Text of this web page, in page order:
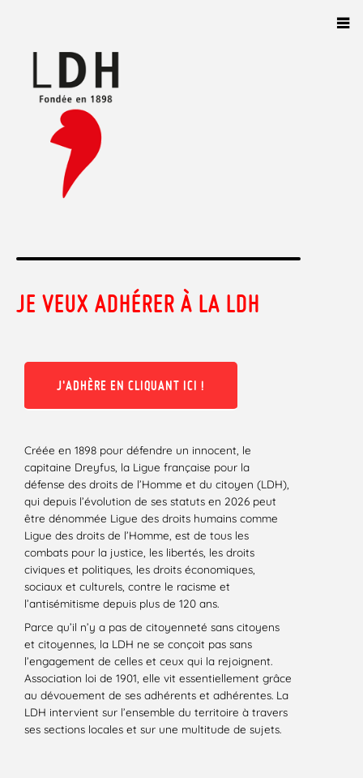
JE VEUX ADHÉRER À LA LDH
J'ADHÈRE EN CLIQUANT ICI !
Créée en 1898 pour défendre un innocent, le
capitaine Dreyfus, la Ligue française pour la
défense des droits de l’Homme et du citoyen (LDH),
qui depuis l’évolution de ses statuts en 2026 peut
être dénommée Ligue des droits humains comme
Ligue des droits de l’Homme, est de tous les
combats pour la justice, les libertés, les droits
civiques et politiques, les droits économiques,
sociaux et culturels, contre le racisme et
l’antisémitisme depuis plus de 120 ans.
Parce qu’il n’y a pas de citoyenneté sans citoyens
et citoyennes, la LDH ne se conçoit pas sans
l’engagement de celles et ceux qui la rejoignent.
Association loi de 1901, elle vit essentiellement grâce
au dévouement de ses adhérents et adhérentes. La
LDH intervient sur l’ensemble du territoire à travers
ses sections locales et sur une multitude de sujets.